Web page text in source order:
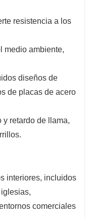
resistencia a los
medio ambiente,
diseños de
de placas de acero
y retardo de llama,
interiores, incluidos
comerciales